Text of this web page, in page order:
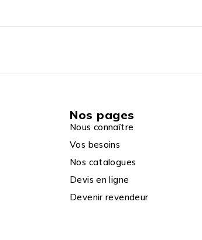
Nos pages
Nous connaître
Vos besoins
Nos catalogues
Devis en ligne
Devenir revendeur